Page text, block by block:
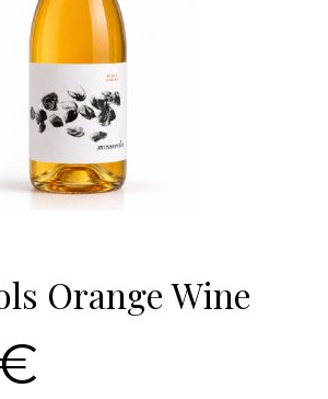
Orange Wine